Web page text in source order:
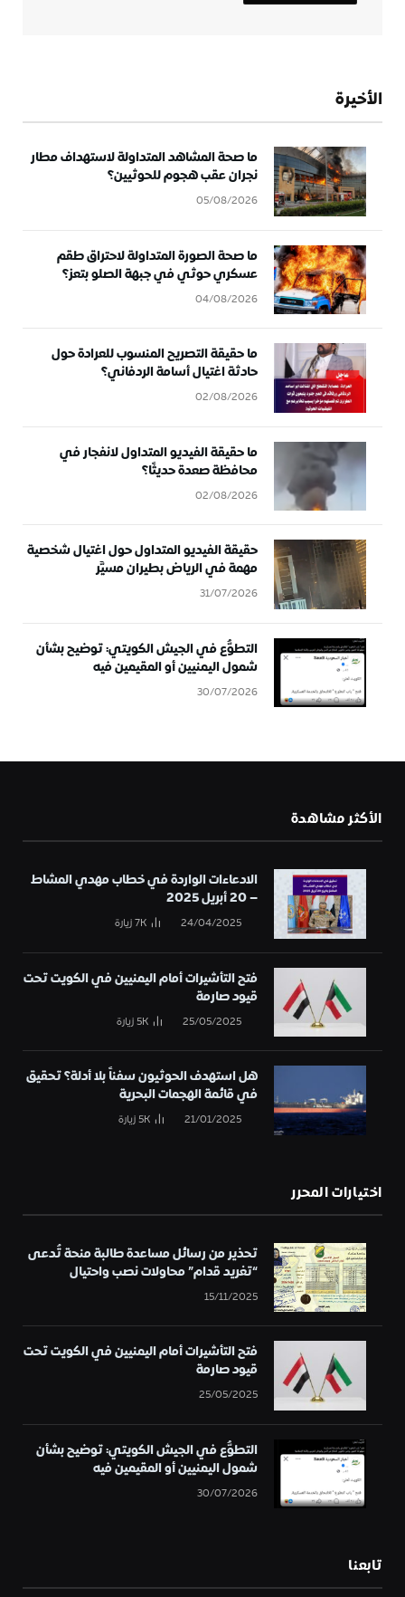
الأخيرة
ما صحة المشاهد المتداولة لاستهداف مطار
نجران عقب هجوم للحوثيين؟
05/08/2026
ما صحة الصورة المتداولة لاحتراق طقم
عسكري حوثي في جبهة الصلو بتعز؟
04/08/2026
ما حقيقة التصريح المنسوب للعرادة حول
حادثة اغتيال أسامة الردفاني؟
02/08/2026
ما حقيقة الفيديو المتداول لانفجار في
محافظة صعدة حديثًا؟
02/08/2026
حقيقة الفيديو المتداول حول اغتيال شخصية
مهمة في الرياض بطيران مسيَّر
31/07/2026
التطوُّع في الجيش الكويتي: توضيح بشأن
شمول اليمنيين أو المقيمين فيه
30/07/2026
الأكثر مشاهدة
الادعاءات الواردة في خطاب مهدي المشاط
– 20 أبريل 2025
24/04/2025
7Kزيارة
فتح التأشيرات أمام اليمنيين في الكويت تحت
قيود صارمة
25/05/2025
5Kزيارة
هل استهدف الحوثيون سفناً بلا أدلة؟ تحقيق
في قائمة الهجمات البحرية
21/01/2025
5Kزيارة
اختيارات المحرر
تحذير من رسائل مساعدة طالبة منحة تُدعى
“تغريد قدام” محاولات نصب واحتيال
15/11/2025
فتح التأشيرات أمام اليمنيين في الكويت تحت
قيود صارمة
25/05/2025
التطوُّع في الجيش الكويتي: توضيح بشأن
شمول اليمنيين أو المقيمين فيه
30/07/2026
تابعنا